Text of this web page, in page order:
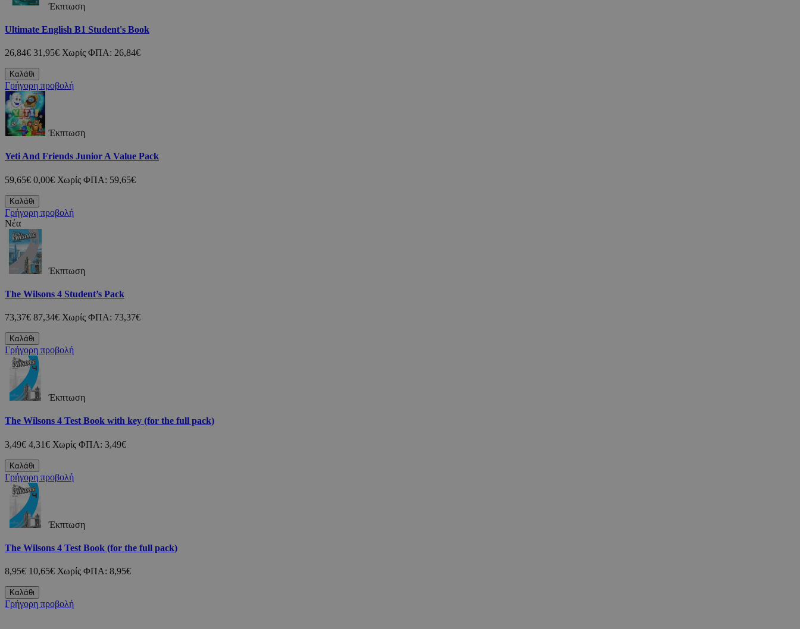
Έκπτωση
Ultimate English B1 Student's Book
26,84€ 31,95€ Χωρίς ΦΠΑ: 26,84€
Καλάθι
Γρήγορη προβολή
Έκπτωση
Yeti And Friends Junior A Value Pack
59,65€ 0,00€ Χωρίς ΦΠΑ: 59,65€
Καλάθι
Γρήγορη προβολή
Νέα
Έκπτωση
The Wilsons 4 Student’s Pack
73,37€ 87,34€ Χωρίς ΦΠΑ: 73,37€
Καλάθι
Γρήγορη προβολή
Έκπτωση
The Wilsons 4 Test Book with key (for the full pack)
3,49€ 4,31€ Χωρίς ΦΠΑ: 3,49€
Καλάθι
Γρήγορη προβολή
Έκπτωση
The Wilsons 4 Test Book (for the full pack)
8,95€ 10,65€ Χωρίς ΦΠΑ: 8,95€
Καλάθι
Γρήγορη προβολή